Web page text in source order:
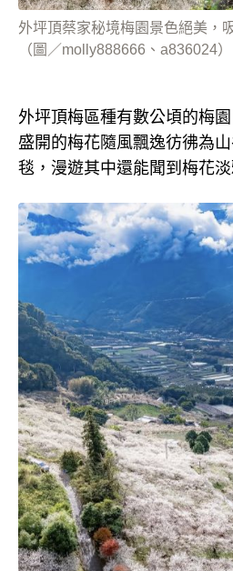
外坪頂蔡家秘境梅園景色絕美，
（圖／molly888666、a836024）
外坪頂梅區種有數公頃的梅
盛開的梅花隨風飄逸彷彿為
毯，漫遊其中還能聞到梅花淡